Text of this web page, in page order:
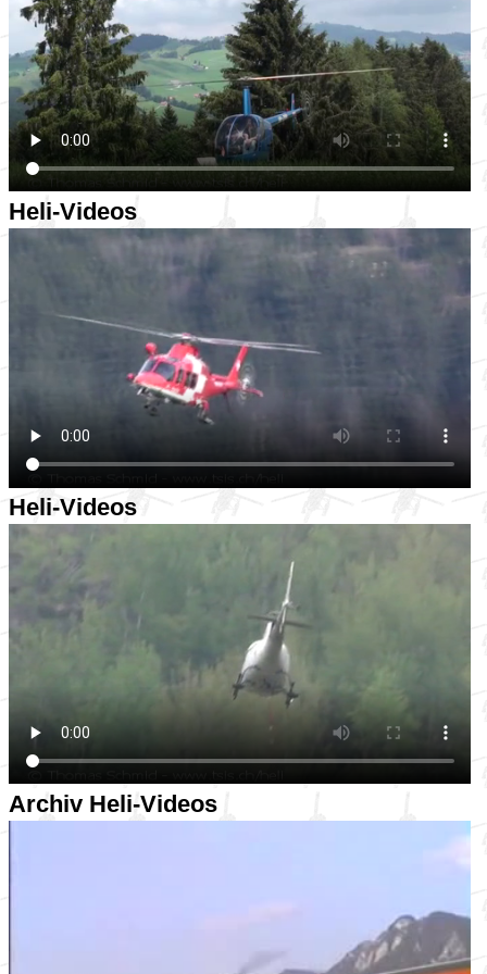
Heli-Videos
Heli-Videos
Archiv Heli-Videos